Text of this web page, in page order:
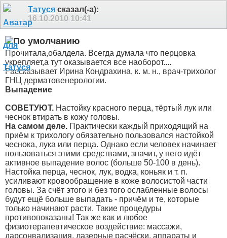
Татуся сказал(-а):
16.10.2010 10:41
Прочитала,обалдела. Всегда думала что перцовка
укрепляет,а тут оказывается все наоборот....
Рассказывает Ирина Кондрахина, к. м. н., врач-трихолог
ГНЦ дерматовенерологии.
Выпадение
СОВЕТУЮТ. Настойку красного перца, тёртый лук или
чеснок втирать в кожу головы.
На самом деле. Практически каждый приходящий на
приём к трихологу обязательно пользовался настойкой
чеснока, лука или перца. Однако если человек начинает
пользоваться этими средствами, значит, у него идёт
активное выпадение волос (больше 50-100 в день).
Настойка перца, чеснок, лук, водка, коньяк и т. п.
усиливают кровообращение в коже волосистой части
головы. За счёт этого и без того ослабленные волосы
будут ещё больше выпадать - причём и те, которые
только начинают расти. Такие процедуры
противопоказаны! Так же как и любое
физиотерапевтическое воздействие: массажи,
дарсонвализация, лазерные расчёски, аппараты и